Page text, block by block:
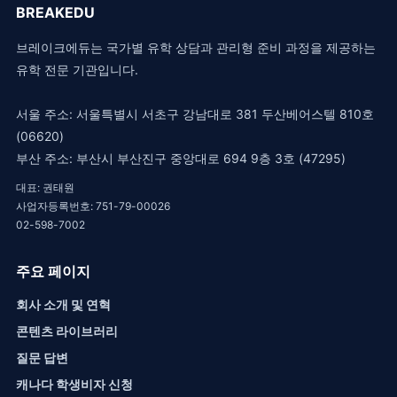
BREAKEDU
브레이크에듀는 국가별 유학 상담과 관리형 준비 과정을 제공하는
유학 전문 기관입니다.
서울 주소: 서울특별시 서초구 강남대로 381 두산베어스텔 810호
(06620)
부산 주소: 부산시 부산진구 중앙대로 694 9층 3호 (47295)
대표: 권태원
사업자등록번호: 751-79-00026
02-598-7002
주요 페이지
회사 소개 및 연혁
콘텐츠 라이브러리
질문 답변
캐나다 학생비자 신청